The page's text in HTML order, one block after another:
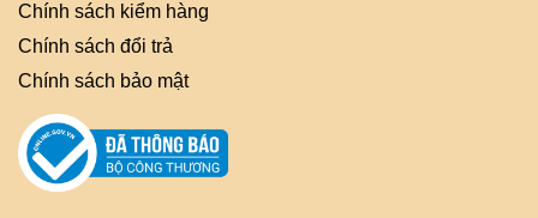
Chính sách kiểm hàng
Chính sách đổi trả
Chính sách bảo mật